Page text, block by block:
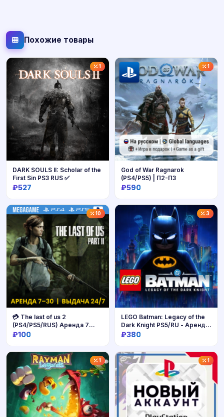
Похожие товары
1
Купить
DARK SOULS II: Scholar of the
First Sin PS3 RUS ✅
₽527
1
Купить
God of War Ragnarok
(PS4/PS5) | П2-П3
₽590
10
Купить
💳 The last of us 2
(PS4/PS5/RUS) Аренда 7
дней
₽100
3
Купить
LEGO Batman: Legacy of the
Dark Knight PS5/RU - Аренда
от 7 дней
₽380
1 1